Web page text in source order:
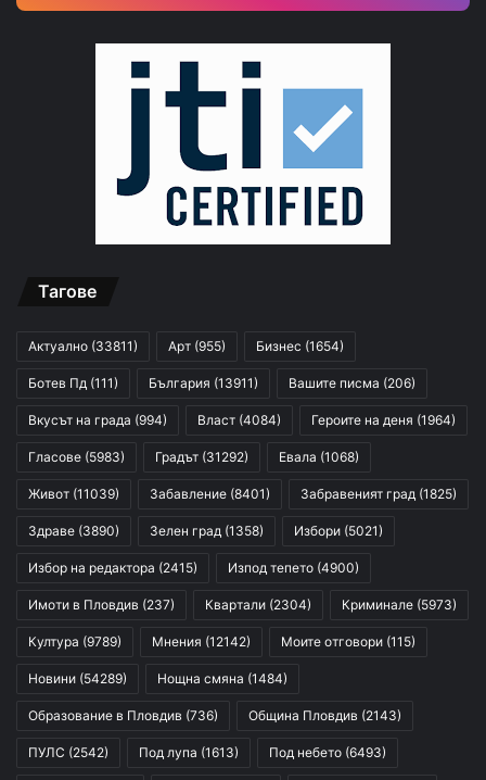
Тагове
Актуално (33811) Арт (955) Бизнес (1654)
Ботев Пд (111) България (13911) Вашите писма (206)
Вкусът на града (994) Власт (4084) Героите на деня (1964)
Гласове (5983) Градът (31292) Евала (1068)
Живот (11039) Забавление (8401) Забравеният град (1825)
Здраве (3890) Зелен град (1358) Избори (5021)
Избор на редактора (2415) Изпод тепето (4900)
Имоти в Пловдив (237) Квартали (2304) Криминале (5973)
Култура (9789) Мнения (12142) Моите отговори (115)
Новини (54289) Нощна смяна (1484)
Образование в Пловдив (736) Община Пловдив (2143)
ПУЛС (2542) Под лупа (1613) Под небето (6493)